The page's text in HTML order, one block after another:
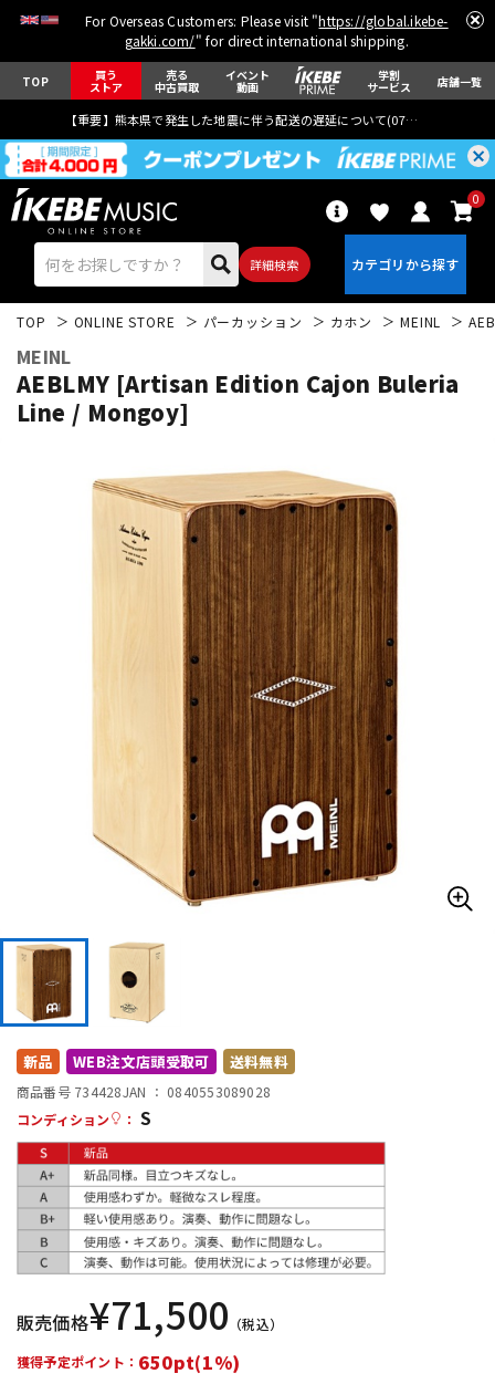
For Overseas Customers: Please visit "https://global.ikebe-
gakki.com/" for direct international shipping.
TOP 買う
ストア
売る
中古買取
イベント
動画
学割
サービス 店舗一覧
【重要】熊本県で発生した地震に伴う配送の遅延について(07月29日
詳細検索
0
ベース ウクレレ
パーカッション
電子ピアノ
その他楽器
アンプ エフェクター
DTM オンライン納品
配信/ライブ機器
中古 ヴィンテージ
TOP ONLINE STORE パーカッション カホン MEINL
MEINL
AEBLMY [Artisan Edition Cajon Buleria
Line / Mongoy]
新品 WEB注文店頭受取可 送料無料
商品番号 734428JAN ： 0840553089028
コンディション
： S
販売価格¥71,500 （税込）
獲得予定ポイント： 650pt(1%)